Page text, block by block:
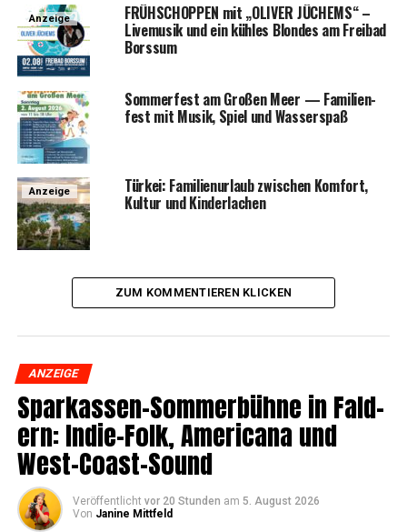
Anzeige FRÜHSCHOPPEN mit „OLIVER JÜCHEMS“ –
Live­mu­sik und ein küh­les Blon­des am Frei­bad
Borssum
Som­mer­fest am Gro­ßen Meer — Fami­li­en­
fest mit Musik, Spiel und Wasserspaß
Anzeige Tür­kei: Fami­li­en­ur­laub zwi­schen Kom­fort,
Kul­tur und Kinderlachen
ZUM KOMMENTIEREN KLICKEN
ANZEIGE
Spar­kas­sen-Som­mer­büh­ne in Fald­
ern: Indie-Folk, Ame­ri­ca­na und
West-Coast-Sound
Veröffentlicht vor 20 Stunden am 5. August 2026
Von Janine Mittfeld